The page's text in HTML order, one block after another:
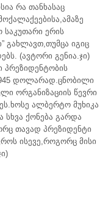
რა თანხასაც
ერის
გახლავთ,თუმცა იგიც
(ავტორი გენია.ჯი)
პრეზიდენტობის
დოლარად.ცნობილი
ორგანიზაციის წევრი
ალბერტო მუხიკა
სხვა ქონება გარდა
თავად პრეზიდენტი
ისევე,როგორც მისი